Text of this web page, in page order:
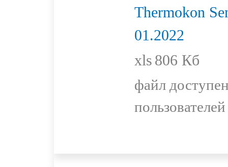
Thermokon
01.2022
xls 806 Кб
файл
пользователей